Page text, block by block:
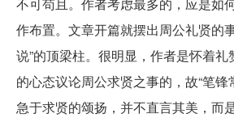
不可苟且。作者考虑最多的，应是如
作布置。文章开篇就摆出周公礼贤的
说”的顶梁柱。很明显，作者是怀着
的心态议论周公求贤之事的，故“笔锋
急于求贤的颂扬，并不直言其美，而